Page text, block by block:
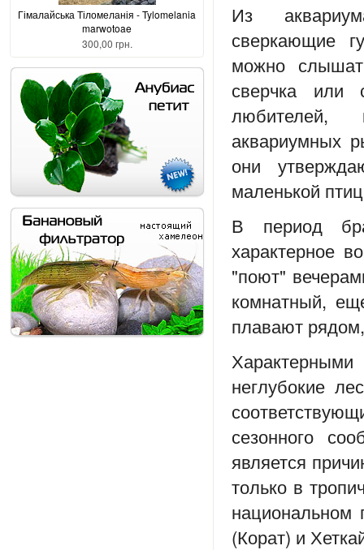
Из
сверкающие
можно
сверчка или
любителей,
аквариумных
они
маленькой
В период
характерное
"поют"
комнатный,
плавают
неглубокие
сезонного
является
только в
национальном
(Корат) и
Гімалайська Тіломеланія - Tylomelania
marwotoae
300,00 грн.